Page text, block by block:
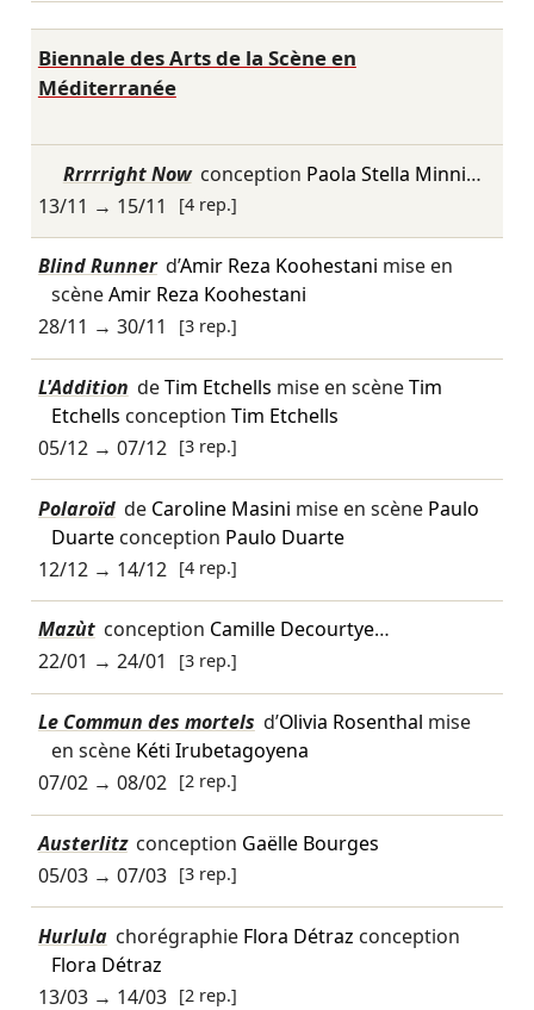
Biennale des Arts de la Scène en
Méditerranée
Rrrrright Now conception Paola Stella Minni…
13/11 → 15/11 [4 rep.]
Blind Runner d’Amir Reza Koohestani mise en
scèneAmir Reza Koohestani
28/11 → 30/11 [3 rep.]
L'Addition deTim Etchells mise en scèneTim
Etchells conception Tim Etchells
05/12→ 07/12 [3 rep.]
Polaroïd de Caroline Masini mise en scène Paulo
Duarteconception Paulo Duarte
12/12→ 14/12 [4 rep.]
Mazùt conception Camille Decourtye…
22/01 → 24/01 [3 rep.]
Le Commun des mortels d’Olivia Rosenthal mise
en scène Kéti Irubetagoyena
07/02→ 08/02 [2 rep.]
Austerlitz conception Gaëlle Bourges
05/03→ 07/03 [3 rep.]
Hurlula chorégraphie Flora Détraz conception
Flora Détraz
13/03→ 14/03 [2 rep.]